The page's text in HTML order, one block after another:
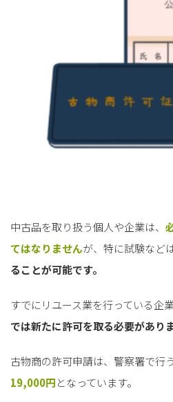
中古品を取り扱う個人や企業は、
てはなりませんが、特に試験など
ることが可能です。
すでにリユース業を行っている企
では新たに許可を取る必要がありま
古物商の許可申請は、警察署で行
19,000円となっています。